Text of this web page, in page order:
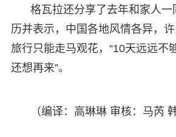
格瓦拉还分享了去年和家人
历并表示，中国各地风情各异，
旅行只能走马观花，“10天远远不
还想再来”。
（编译：高琳琳 审核：马芮